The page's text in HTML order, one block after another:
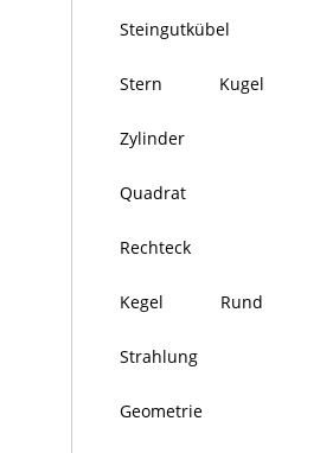
Steingutkübel
Stern Kugel
Zylinder
Quadrat
Rechteck
Kegel Rund
Strahlung
Geometrie